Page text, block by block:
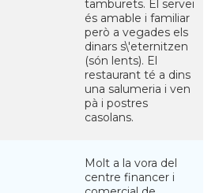
tamburets. El servei
és amable i familiar
però a vegades els
dinars s\'eternitzen
(són lents). El
restaurant té a dins
una salumeria i ven
pà i postres
casolans.
Molt a la vora del
centre financer i